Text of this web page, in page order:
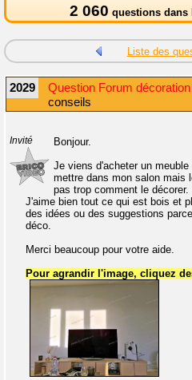
2 060 questions dans
Liste des
2029 Question Forum décoration
conseils
Invité
Bonjour.
Je viens d'acheter un
mettre dans mon salon mais
pas trop comment le décorer.
J'aime bien tout ce qui est bois et
des idées ou des suggestions
déco.
Merci beaucoup pour votre aide.
Pour agrandir l'image, cliquez